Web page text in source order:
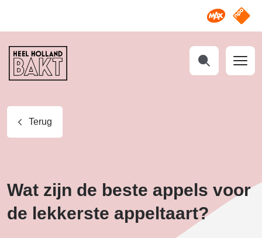
Omroep
NPO
Heel
Holland
Bakt
Terug
Wat zijn de beste appels voor
de lekkerste appeltaart?